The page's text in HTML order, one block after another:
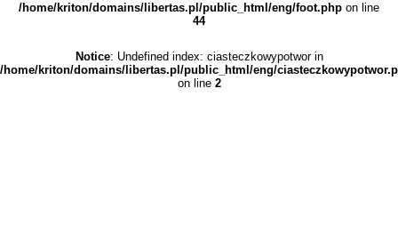
/home/kriton/domains/libertas.pl/public_html/eng/foot.php on line
44
Notice: Undefined index: ciasteczkowypotwor in
/home/kriton/domains/libertas.pl/public_html/eng/
on line 2